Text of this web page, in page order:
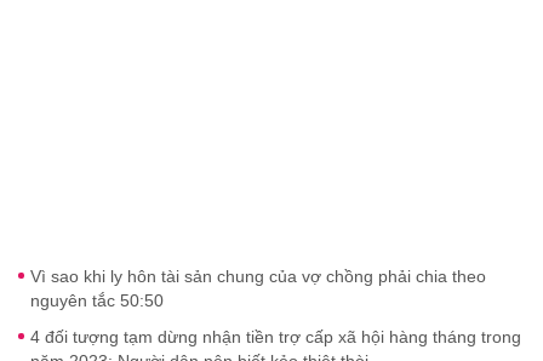
Vì sao khi ly hôn tài sản chung của vợ chồng phải chia theo
nguyên tắc 50:50
4 đối tượng tạm dừng nhận tiền trợ cấp xã hội hàng tháng trong